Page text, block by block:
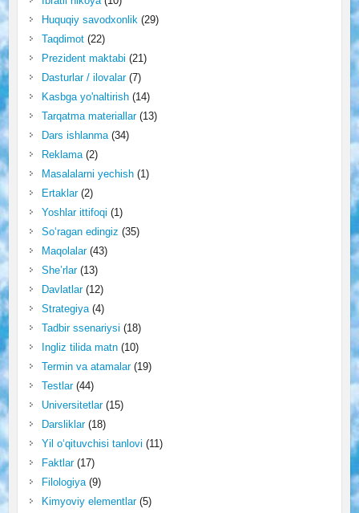
Huquqiy savodxonlik (29)
Taqdimot(22)
Prezident maktabi (21)
Dasturlar / ilovalar(7)
Kasbga yo'naltirish(14)
Tarqatma materiallar(13)
Dars ishlanma(34)
Reklama(2)
Masalalarni yechish(1)
Ertaklar(2)
Yoshlar ittifoqi (1)
So‘ragan edingiz (35)
Maqolalar(43)
She’rlar(13)
Davlatlar(12)
Strategiya(4)
Tadbir ssenariysi (18)
Ingliz tilida matn(10)
Termin va atamalar(19)
Testlar(44)
Universitetlar(15)
Darsliklar(18)
Yil o‘qituvchisi tanlovi (11)
Faktlar(17)
Filologiya(9)
Kimyoviy elementlar(5)